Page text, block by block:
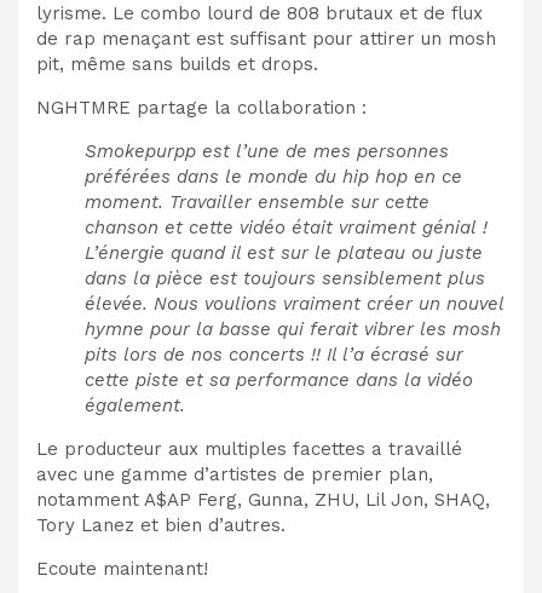
lyrisme. Le combo lourd de 808 brutaux et de flux
de rap menaçant est suffisant pour attirer un mosh
pit, même sans builds et drops.
NGHTMRE partage la collaboration :
Smokepurpp est l’une de mes personnes
préférées dans le monde du hip hop en ce
moment. Travailler ensemble sur cette
chanson et cette vidéo était vraiment génial !
L’énergie quand il est sur le plateau ou juste
dans la pièce est toujours sensiblement plus
élevée. Nous voulions vraiment créer un nouvel
hymne pour la basse qui ferait vibrer les mosh
pits lors de nos concerts !! Il l’a écrasé sur
cette piste et sa performance dans la vidéo
également.
Le producteur aux multiples facettes a travaillé
avec une gamme d’artistes de premier plan,
notamment A$AP Ferg, Gunna, ZHU, Lil Jon, SHAQ,
Tory Lanez et bien d’autres.
Ecoute maintenant!